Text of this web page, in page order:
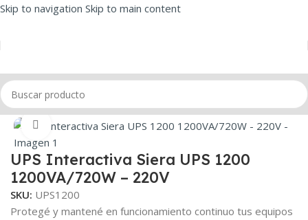
Skip to navigation Skip to main content
Inicio/UPS
Click to enlarge
UPS Interactiva Siera UPS 1200
1200VA/720W – 220V
SKU: UPS1200
Protegé y mantené en funcionamiento continuo tus equipos